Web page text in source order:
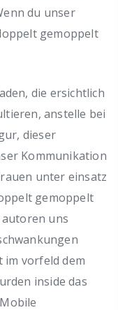
du unser
gemoppelt
die ersichtlich
anstelle bei
dieser
Kommunikation
unter einsatz
gemoppelt
uns
vorfeld dem
inside das